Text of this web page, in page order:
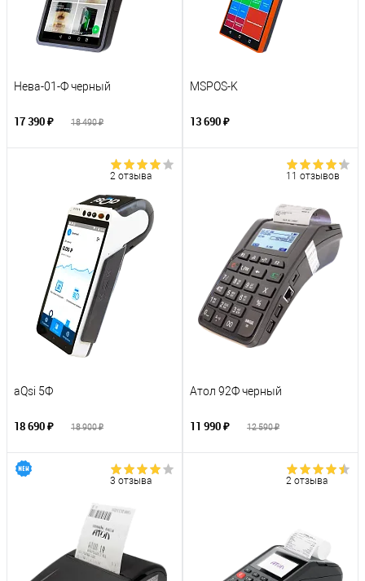
Нева-01-Ф черный
17 390 ₽ 18 490 ₽
MSPOS-K
13 690 ₽
2 отзыва
aQsi 5Ф
18 690 ₽ 18 900 ₽
11 отзывов
Атол 92Ф черный
11 990 ₽ 12 590 ₽
3 отзыва 2 отзыва